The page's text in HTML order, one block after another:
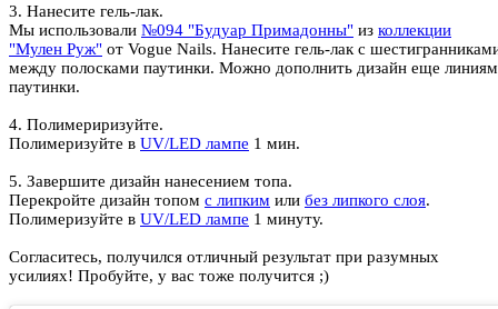
3. Нанесите гель-лак.
Мы использовали №094 "Будуар Примадонны" из коллекции
"Мулен Руж" от Vogue Nails. Нанесите гель-лак с
между полосками паутинки. Можно дополнить дизайн еще
паутинки.
4. Полимериризуйте.
Полимеризуйте в UV/LED лампе 1 мин.
5. Завершите дизайн нанесением топа.
Перекройте дизайн топом с липким или без липкого слоя.
Полимеризуйте в UV/LED лампе 1 минуту.
Согласитесь, получился отличный результат при разумных
усилиях! Пробуйте, у вас тоже получится ;)